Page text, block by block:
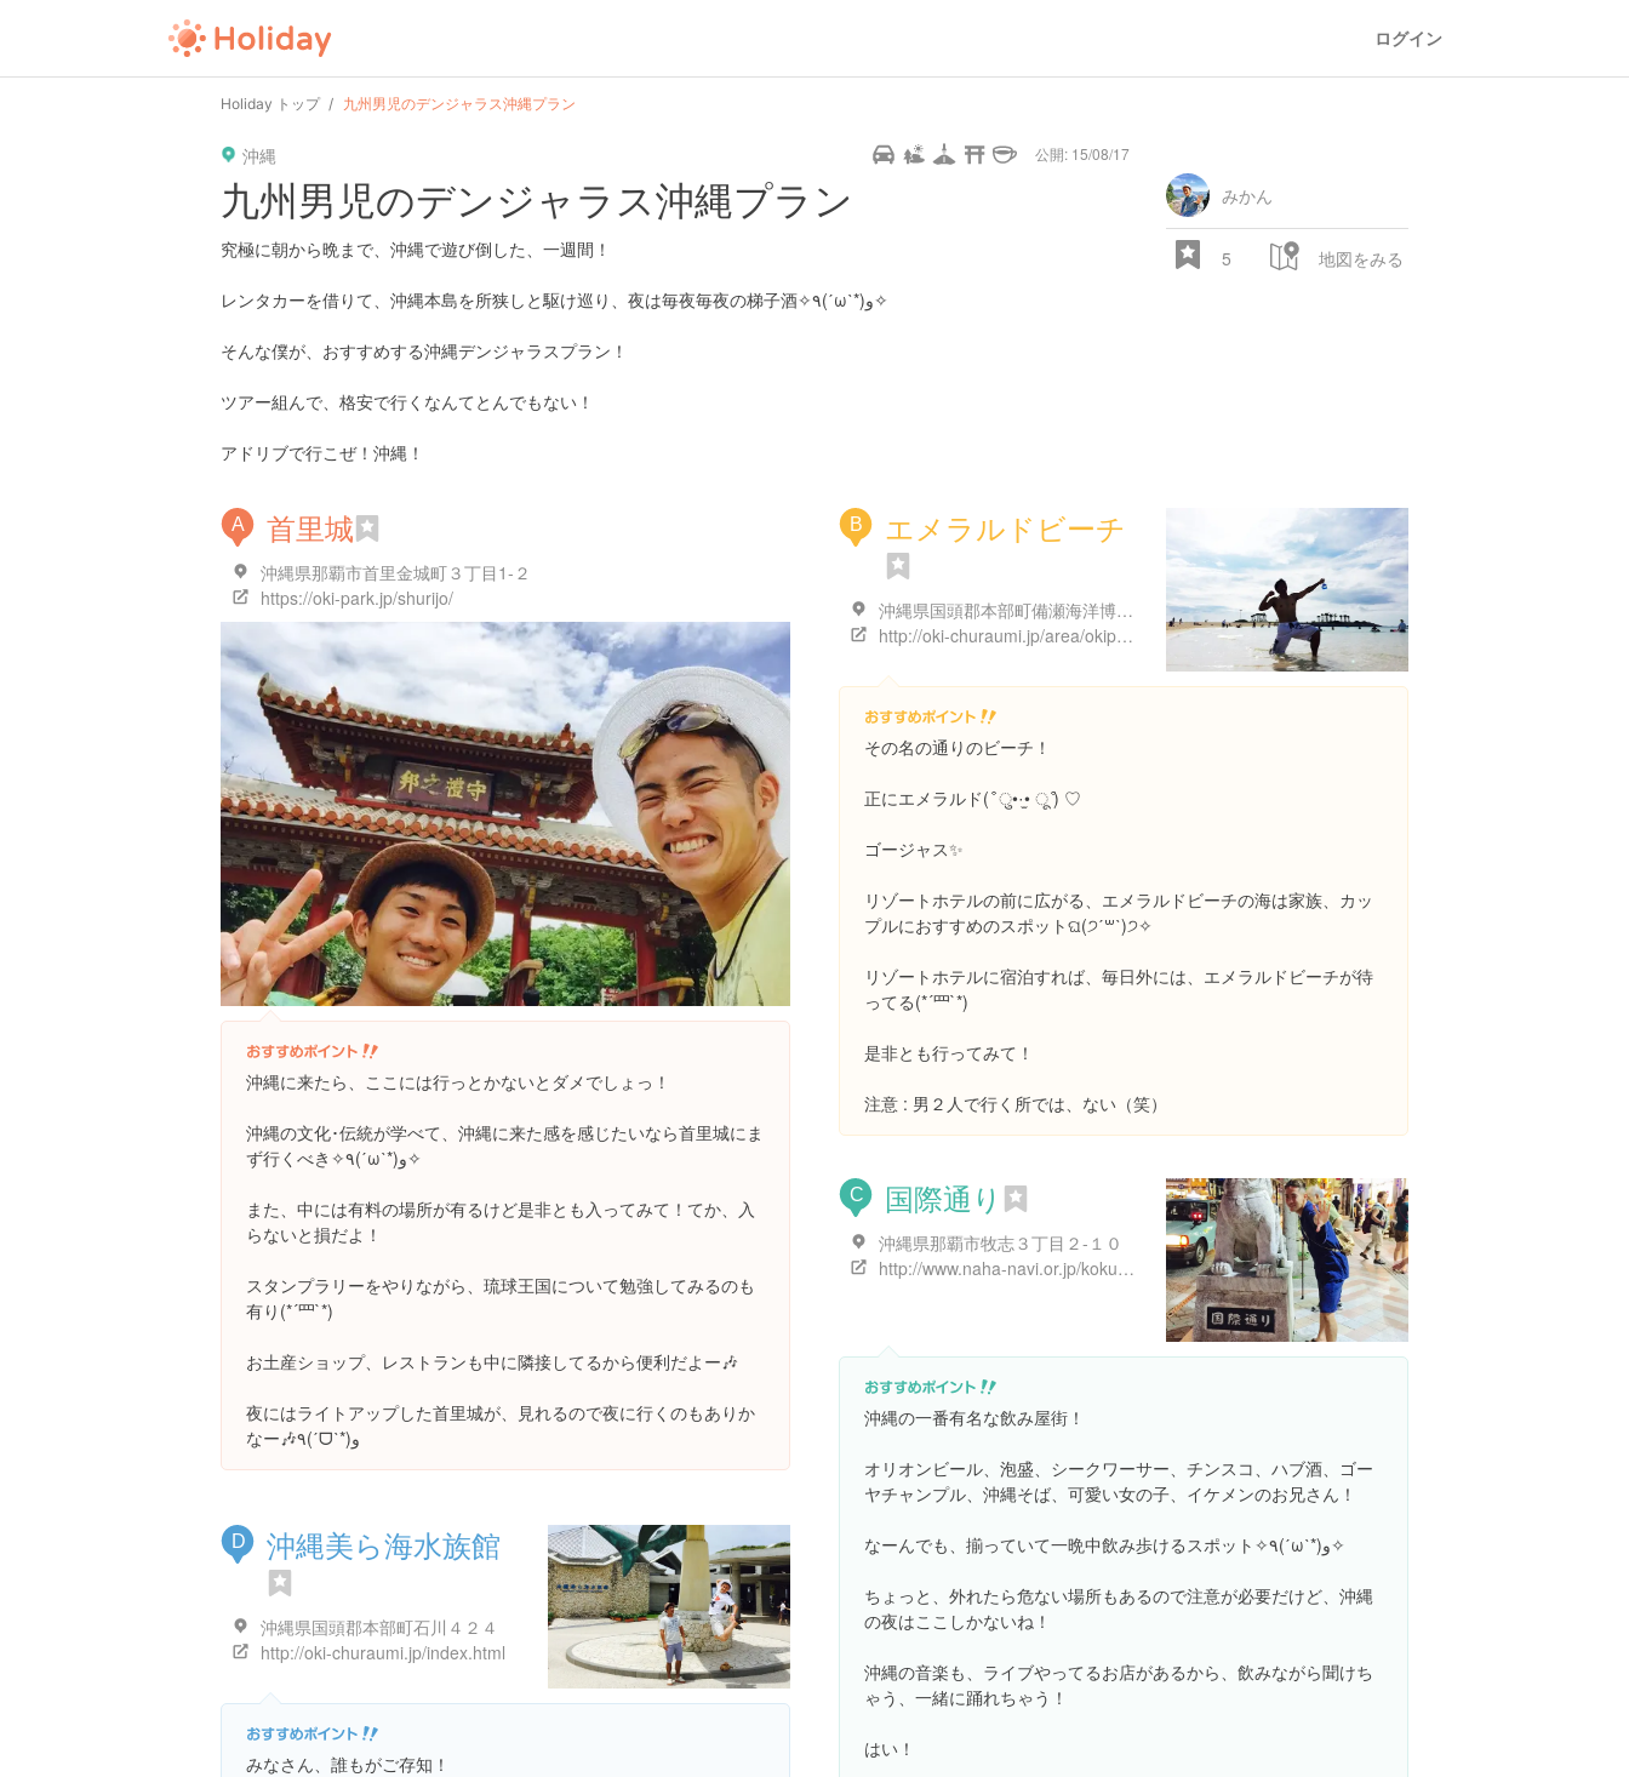
ログイン
Holiday トップ 九州男児のデンジャラス沖縄プラン
沖縄 公開: 15/08/17
九州男児のデンジャラス沖縄プラン
究極に朝から晩まで、沖縄で遊び倒した、一週間！
レンタカーを借りて、沖縄本島を所狭しと駆け巡り、夜は毎夜毎夜の梯子酒✧٩(ˊωˋ*)و✧
そんな僕が、おすすめする沖縄デンジャラスプラン！
ツアー組んで、格安で行くなんてとんでもない！
アドリブで行こぜ！沖縄！
みかん
5 地図をみる
A 首里城
沖縄県那覇市首里金城町３丁目1-２
https://oki-park.jp/shurijo/
沖縄に来たら、ここには行っとかないとダメでしょっ！
沖縄の文化･伝統が学べて、沖縄に来た感を感じたいなら首里城にま
ず行くべき✧٩(ˊωˋ*)و✧
また、中には有料の場所が有るけど是非とも入ってみて！てか、入
らないと損だよ！
スタンプラリーをやりながら、琉球王国について勉強してみるのも
有り(*´罒`*)
お土産ショップ、レストランも中に隣接してるから便利だよー🎶
夜にはライトアップした首里城が、見れるので夜に行くのもありか
なー🎶٩(ˊᗜˋ*)و
B エメラルドビーチ
沖縄県国頭郡本部町備瀬海洋博公園内
http://oki-churaumi.jp/area/okipark.html
その名の通りのビーチ！
正にエメラルド( ͒ ु•·̫• ू ͒) ♡
ゴージャス✨
リゾートホテルの前に広がる、エメラルドビーチの海は家族、カッ
プルにおすすめのスポットଘ(੭ˊ꒳​ˋ)੭✧
リゾートホテルに宿泊すれば、毎日外には、エメラルドビーチが待
ってる(*´罒`*)
是非とも行ってみて！
注意 : 男２人で行く所では、ない（笑）
C 国際通り
沖縄県那覇市牧志３丁目２-１０
http://www.naha-navi.or.jp/kokusaiDori.html
沖縄の一番有名な飲み屋街！
オリオンビール、泡盛、シークワーサー、チンスコ、ハブ酒、ゴー
ヤチャンプル、沖縄そば、可愛い女の子、イケメンのお兄さん！
なーんでも、揃っていて一晩中飲み歩けるスポット✧٩(ˊωˋ*)و✧
ちょっと、外れたら危ない場所もあるので注意が必要だけど、沖縄
の夜はここしかないね！
沖縄の音楽も、ライブやってるお店があるから、飲みながら聞けち
ゃう、一緒に踊れちゃう！
はい！
D 沖縄美ら海水族館
沖縄県国頭郡本部町石川４２４
http://oki-churaumi.jp/index.html
みなさん、誰もがご存知！